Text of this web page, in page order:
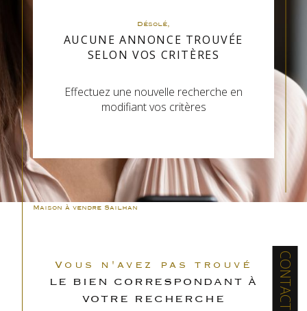
CONTACT
Désolé,
AUCUNE ANNONCE TROUVÉE
SELON VOS CRITÈRES
Effectuez une nouvelle recherche en
modifiant vos critères
Maison à vendre Sailhan
Vous n'avez pas trouvé
LE BIEN CORRESPONDANT À
VOTRE RECHERCHE